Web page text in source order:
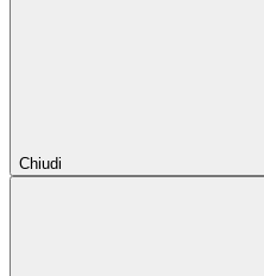
Chiudi